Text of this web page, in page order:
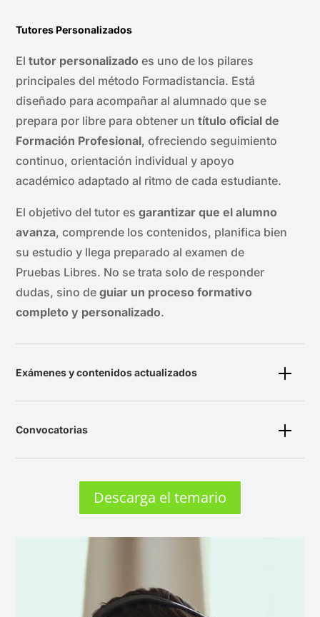
Tutores Personalizados
Eltutor personalizado es uno de los pilares
principales del método Formadistancia. Está
diseñado para acompañar al alumnado que se
prepara por libre para obtener untítulo oficial de
Formación Profesional, ofreciendo seguimiento
continuo, orientación individual y apoyo
académico adaptado al ritmo de cada estudiante.
El objetivo del tutor esgarantizar que el alumno
avanza, comprende los contenidos, planifica bien
su estudio y llega preparado al examen de
Pruebas Libres. No se trata solo de responder
dudas, sino deguiar un proceso formativo
completo y personalizado.
Exámenes y contenidos actualizados
Convocatorias
Descarga el temario